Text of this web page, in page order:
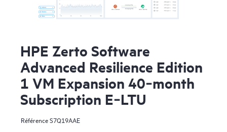
HPE Zerto Software
Advanced Resilience Edition
1 VM Expansion 40‑month
Subscription E‑LTU
RéférenceS7Q19AAE